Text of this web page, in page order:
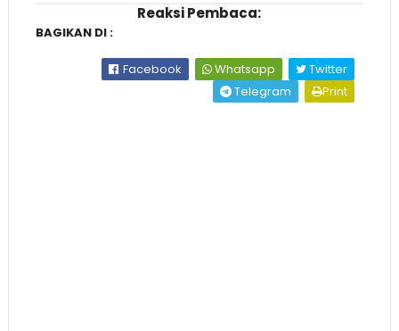
Reaksi Pembaca:
BAGIKAN DI :
Facebook Whatsapp
Twitter
Telegram
Print